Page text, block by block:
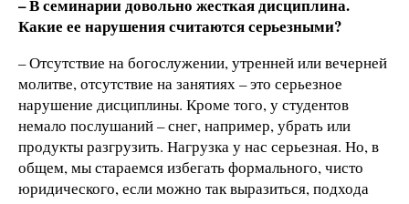
– В семинарии довольно жесткая дисциплина.
Какие ее нарушения считаются серьезными?
– Отсутствие на богослужении, утренней или вечерней
молитве, отсутствие на занятиях – это серьезное
нарушение дисциплины. Кроме того, у студентов
немало послушаний – снег, например, убрать или
продукты разгрузить. Нагрузка у нас серьезная. Но, в
общем, мы стараемся избегать формального, чисто
юридического, если можно так выразиться, подхода